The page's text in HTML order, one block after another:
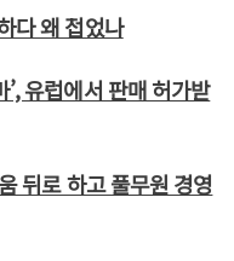
다 왜 접었나
유럽에서 판매 허가받
뒤로 하고 풀무원 경영